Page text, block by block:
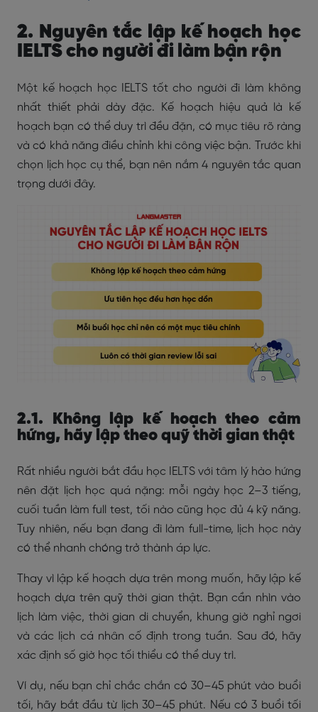
2. Nguyên tắc lập kế hoạch học
IELTS cho người đi làm bận rộn
Một kế hoạch học IELTS tốt cho người đi làm không
nhất thiết phải dày đặc. Kế hoạch hiệu quả là kế
hoạch bạn có thể duy trì đều đặn, có mục tiêu rõ ràng
và có khả năng điều chỉnh khi công việc bận. Trước khi
chọn lịch học cụ thể, bạn nên nắm 4 nguyên tắc quan
trọng dưới đây.
2.1. Không lập kế hoạch theo cảm
hứng, hãy lập theo quỹ thời gian thật
Rất nhiều người bắt đầu học IELTS với tâm lý hào hứng
nên đặt lịch học quá nặng: mỗi ngày học 2–3 tiếng,
cuối tuần làm full test, tối nào cũng học đủ 4 kỹ năng.
Tuy nhiên, nếu bạn đang đi làm full-time, lịch học này
có thể nhanh chóng trở thành áp lực.
Thay vì lập kế hoạch dựa trên mong muốn, hãy lập kế
hoạch dựa trên quỹ thời gian thật. Bạn cần nhìn vào
lịch làm việc, thời gian di chuyển, khung giờ nghỉ ngơi
và các lịch cá nhân cố định trong tuần. Sau đó, hãy
xác định số giờ học tối thiểu có thể duy trì.
Ví dụ, nếu bạn chỉ chắc chắn có 30–45 phút vào buổi
tối, hãy bắt đầu từ lịch 30–45 phút. Nếu có 3 buổi tối